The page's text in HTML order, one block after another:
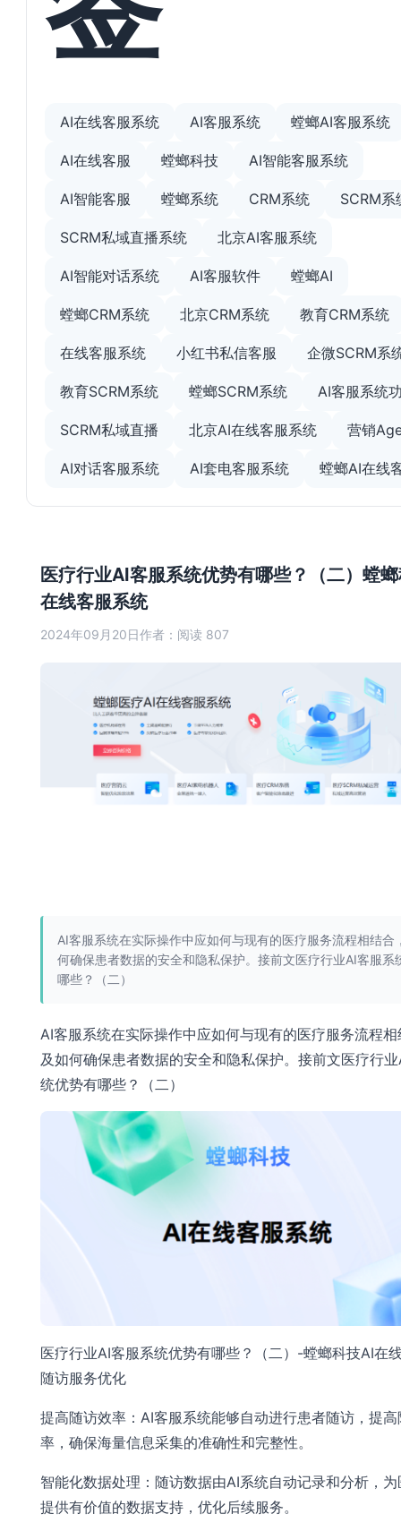
医疗行业AI客服系统优势有哪些？（二）螳
在线客服系统
2024年09月20日作者： 阅读 807
AI客服系统在实际操作中应如何与现有的医疗服务流程相结合
何确保患者数据的安全和隐私保护。接前文医疗行业AI客服系
哪些？（二）
AI客服系统在实际操作中应如何与现有的医疗服务流程
及如何确保患者数据的安全和隐私保护。接前文医疗行
统优势有哪些？（二）
医疗行业AI客服系统优势有哪些？（二）-螳螂科技AI在
随访服务优化
提高随访效率：AI客服系统能够自动进行患者随访，提高
率，确保海量信息采集的准确性和完整性。
智能化数据处理：随访数据由AI系统自动记录和分析，
提供有价值的数据支持，优化后续服务。
AI在线客服系统 AI客服系统 螳螂AI客服系统
AI在线客服 螳螂科技 AI智能客服系统
AI智能客服 螳螂系统 CRM系统 SCRM系
SCRM私域直播系统 北京AI客服系统
AI智能对话系统 AI客服软件 螳螂AI
螳螂CRM系统 北京CRM系统 教育CRM系统
在线客服系统 小红书私信客服 企微SCRM系
教育SCRM系统 螳螂SCRM系统 AI客服系统
SCRM私域直播 北京AI在线客服系统 营销
AI对话客服系统 AI套电客服系统 螳螂AI在线